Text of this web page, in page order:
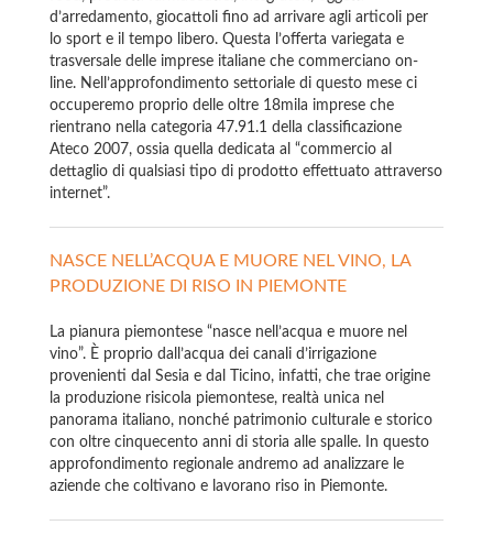
d’arredamento, giocattoli fino ad arrivare agli articoli per
lo sport e il tempo libero. Questa l’offerta variegata e
trasversale delle imprese italiane che commerciano on-
line. Nell’approfondimento settoriale di questo mese ci
occuperemo proprio delle oltre 18mila imprese che
rientrano nella categoria 47.91.1 della classificazione
Ateco 2007, ossia quella dedicata al “commercio al
dettaglio di qualsiasi tipo di prodotto effettuato attraverso
internet”.
NASCE NELL’ACQUA E MUORE NEL VINO, LA
PRODUZIONE DI RISO IN PIEMONTE
La pianura piemontese “nasce nell’acqua e muore nel
vino”. È proprio dall’acqua dei canali d’irrigazione
provenienti dal Sesia e dal Ticino, infatti, che trae origine
la produzione risicola piemontese, realtà unica nel
panorama italiano, nonché patrimonio culturale e storico
con oltre cinquecento anni di storia alle spalle. In questo
approfondimento regionale andremo ad analizzare le
aziende che coltivano e lavorano riso in Piemonte.